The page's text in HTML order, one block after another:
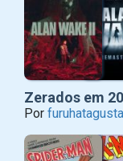
Zerados em
Por